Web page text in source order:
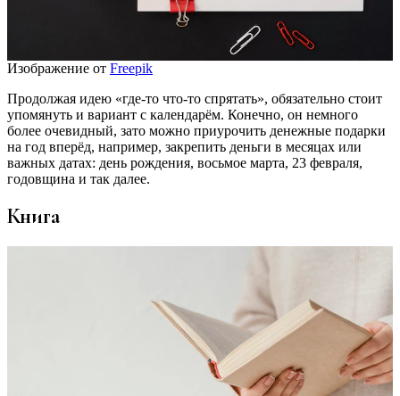
Изображение от Freepik
Продолжая идею «где-то что-то спрятать», обязательно стоит
упомянуть и вариант с календарём. Конечно, он немного
более очевидный, зато можно приурочить денежные подарки
на год вперёд, например, закрепить деньги в месяцах или
важных датах: день рождения, восьмое марта, 23 февраля,
годовщина и так далее.
Книга